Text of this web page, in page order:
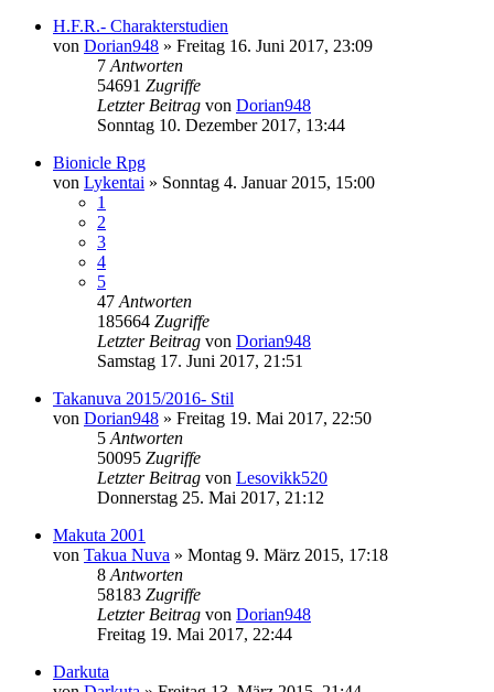
H.F.R.- Charakterstudien
von Dorian948 » Freitag 16. Juni 2017, 23:09
7 Antworten
54691 Zugriffe
Letzter Beitrag von Dorian948
Sonntag 10. Dezember 2017, 13:44
Bionicle Rpg
von Lykentai » Sonntag 4. Januar 2015, 15:00
1
2
3
4
5
47 Antworten
185664 Zugriffe
Letzter Beitrag von Dorian948
Samstag 17. Juni 2017, 21:51
Takanuva 2015/2016- Stil
von Dorian948 » Freitag 19. Mai 2017, 22:50
5 Antworten
50095 Zugriffe
Letzter Beitrag von Lesovikk520
Donnerstag 25. Mai 2017, 21:12
Makuta 2001
von Takua Nuva » Montag 9. März 2015, 17:18
8 Antworten
58183 Zugriffe
Letzter Beitrag von Dorian948
Freitag 19. Mai 2017, 22:44
Darkuta